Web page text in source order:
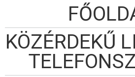
KÖZÉRDEKŰ